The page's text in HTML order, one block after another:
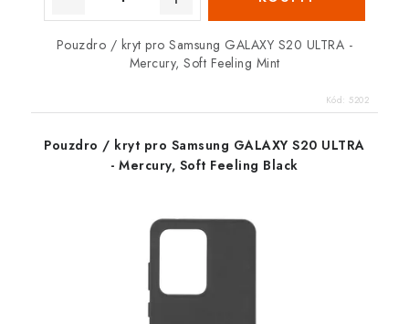
Pouzdro / kryt pro Samsung GALAXY S20 ULTRA -
Mercury, Soft Feeling Mint
Kód: 5202
Pouzdro / kryt pro Samsung GALAXY S20 ULTRA
- Mercury, Soft Feeling Black